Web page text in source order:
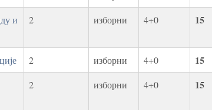
и
2 изборни 4+0 15
2 изборни 4+0 15
2 изборни 4+0 15